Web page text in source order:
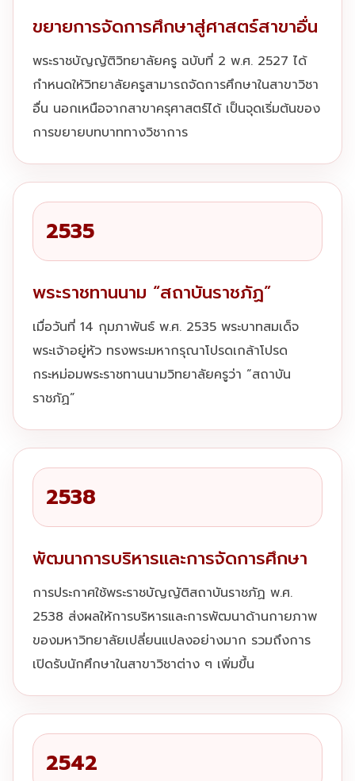
ขยายการจัดการศึกษาสู่ศาสตร์สาขาอื่น
พระราชบัญญัติวิทยาลัยครู ฉบับที่ 2 พ.ศ. 2527 ได้
กำหนดให้วิทยาลัยครูสามารถจัดการศึกษาในสาขาวิชา
อื่น นอกเหนือจากสาขาครุศาสตร์ได้ เป็นจุดเริ่มต้นของ
การขยายบทบาททางวิชาการ
2535
พระราชทานนาม “สถาบันราชภัฏ”
เมื่อวันที่ 14 กุมภาพันธ์ พ.ศ. 2535 พระบาทสมเด็จ
พระเจ้าอยู่หัว ทรงพระมหากรุณาโปรดเกล้าโปรด
กระหม่อมพระราชทานนามวิทยาลัยครูว่า “สถาบัน
ราชภัฏ”
2538
พัฒนาการบริหารและการจัดการศึกษา
การประกาศใช้พระราชบัญญัติสถาบันราชภัฏ พ.ศ.
2538 ส่งผลให้การบริหารและการพัฒนาด้านกายภาพ
ของมหาวิทยาลัยเปลี่ยนแปลงอย่างมาก รวมถึงการ
เปิดรับนักศึกษาในสาขาวิชาต่าง ๆ เพิ่มขึ้น
2542